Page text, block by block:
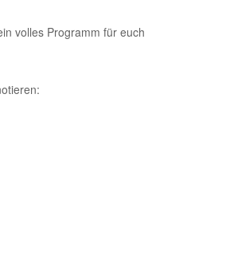
volles Programm für euch